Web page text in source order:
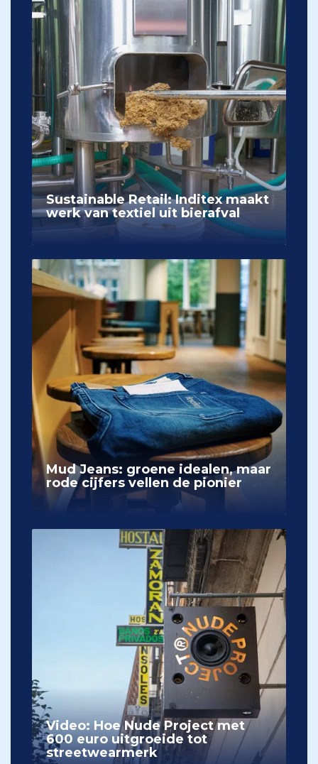
Sustainable Retail: Inditex maakt
werk van textiel uit bierafval
Mud Jeans: groene idealen, maar
rode cijfers vellen de pionier
Video: Hoe Nude Project met
600 euro uitgroeide tot
streetwearmerk